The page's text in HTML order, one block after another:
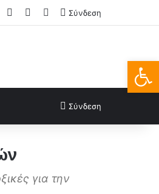
Facebook LinkedIn
FAQsΣύνδεση
Σύνδεση
για την